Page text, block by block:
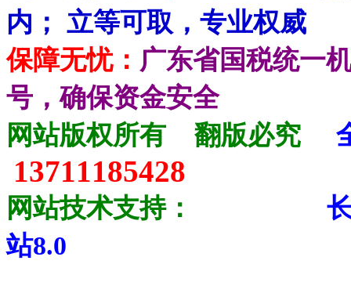
内； 立等可取，专业权威
保障无忧： 广东省国税统一
号，确保资金安全
网站版权所有 翻版必究
13711185428
网站技术支持：
站8.0